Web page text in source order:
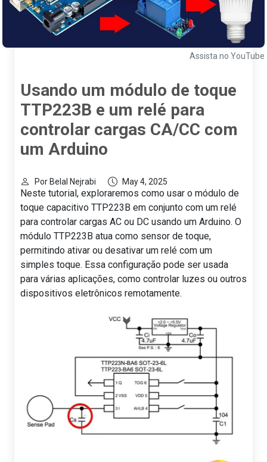
Assista no YouTube
Usando um módulo de toque
TTP223B e um relé para
controlar cargas CA/CC com
um Arduino
Por Belal Nejrabi May 4, 2025
Neste tutorial, exploraremos como usar o módulo de
toque capacitivo TTP223B em conjunto com um relé
para controlar cargas AC ou DC usando um Arduino. O
módulo TTP223B atua como sensor de toque,
permitindo ativar ou desativar um relé com um
simples toque. Essa configuração pode ser usada
para várias aplicações, como controlar luzes ou outros
dispositivos eletrônicos remotamente.